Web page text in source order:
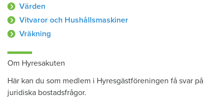
Värden
Vitvaror och Hushållsmaskiner
Vräkning
Om Hyresakuten
Här kan du som medlem i Hyresgästföreningen få svar på
juridiska bostadsfrågor.